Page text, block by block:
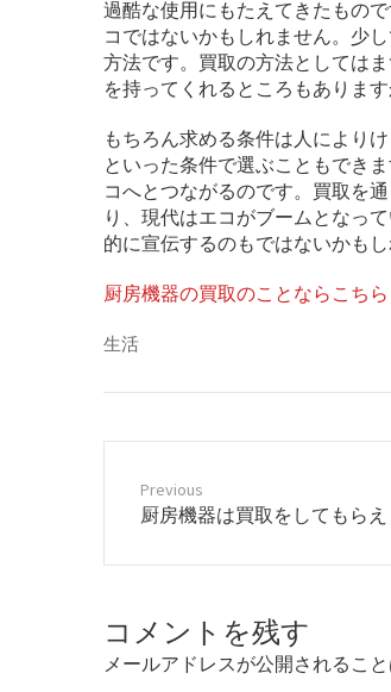
過酷な使用にもたえてきたもの
コではないかもしれません。少
方法です。買取の方法としては
を持ってくれるところもありま
もちろん求める条件は人により
といった条件で選ぶこともでき
コへとつながるのです。買取を
り、現代はエコがブームとなっ
的に宣伝するのもではないかも
厨房機器の買取のことならこちら
生活
Previous
P
e
o
u
厨房機器は買取をしてもら
コメントを残す
メールアドレスが公開されること